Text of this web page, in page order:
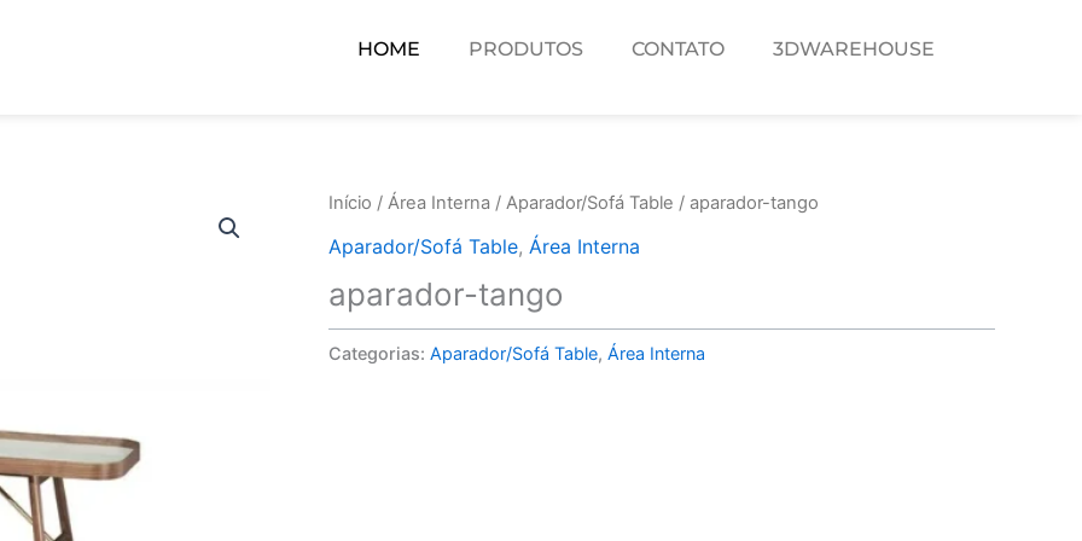
HOME PRODUTOS CONTATO 3DWAREHOUSE
Início / Área Interna / Aparador/Sofá Table / aparador-tango
Aparador/Sofá Table, Área Interna
aparador-tango
Categorias: Aparador/Sofá Table, Área Interna